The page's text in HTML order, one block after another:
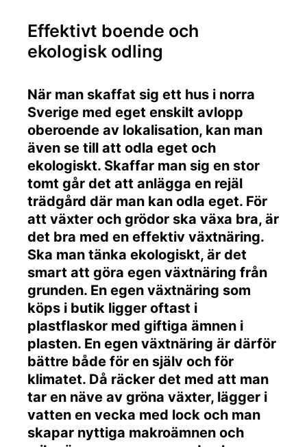
Effektivt boende och
ekologisk odling
När man skaffat sig ett hus i norra
Sverige med eget enskilt avlopp
oberoende av lokalisation, kan man
även se till att odla eget och
ekologiskt. Skaffar man sig en stor
tomt går det att anlägga en rejäl
trädgård där man kan odla eget. För
att växter och grödor ska växa bra, är
det bra med en effektiv växtnäring.
Ska man tänka ekologiskt, är det
smart att göra egen växtnäring från
grunden. En egen växtnäring som
köps i butik ligger oftast i
plastflaskor med giftiga ämnen i
plasten. En egen växtnäring är därför
bättre både för en själv och för
klimatet. Då räcker det med att man
tar en näve av gröna växter, lägger i
vatten en vecka med lock och man
skapar nyttiga makroämnen och